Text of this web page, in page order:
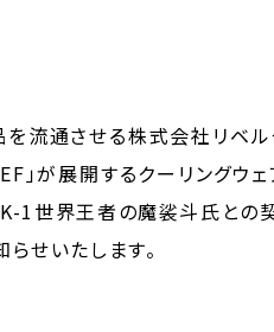
流通させる株式会社リベル
」が展開するクーリングウェ
K-1世界王者の魔裟斗氏と
せいたします。